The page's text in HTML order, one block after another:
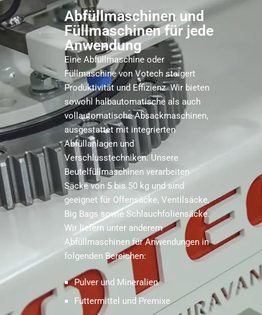
Abfüllmaschinen und
Füllmaschinen für jede
Anwendung
Eine Abfüllmaschine oder
Füllmaschine von Votech steigert
Produktivität und Effizienz. Wir bieten
sowohl halbautomatische als auch
vollautomatische Absackmaschinen,
ausgestattet mit integrierten
Abfüllanlagen und
Verschlusstechniken. Unsere
Beutelfüllmaschinen verarbeiten
Säcke von 5 bis 50 kg und sind
geeignet für Offensäcke, Ventilsäcke,
Big Bags sowie Schlauchfoliensäcke.
Wir liefern unter anderem
Abfüllmaschinen für Anwendungen in
folgenden Bereichen:
Pulver und Mineralien
Futtermittel und Premixe